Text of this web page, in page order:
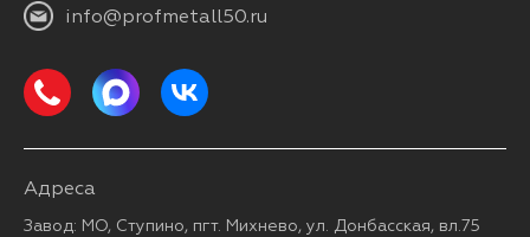
info@profmetall50.ru
Адреса
Завод: МО, Ступино, пгт. Михнево, ул. Донбасская, вл.75